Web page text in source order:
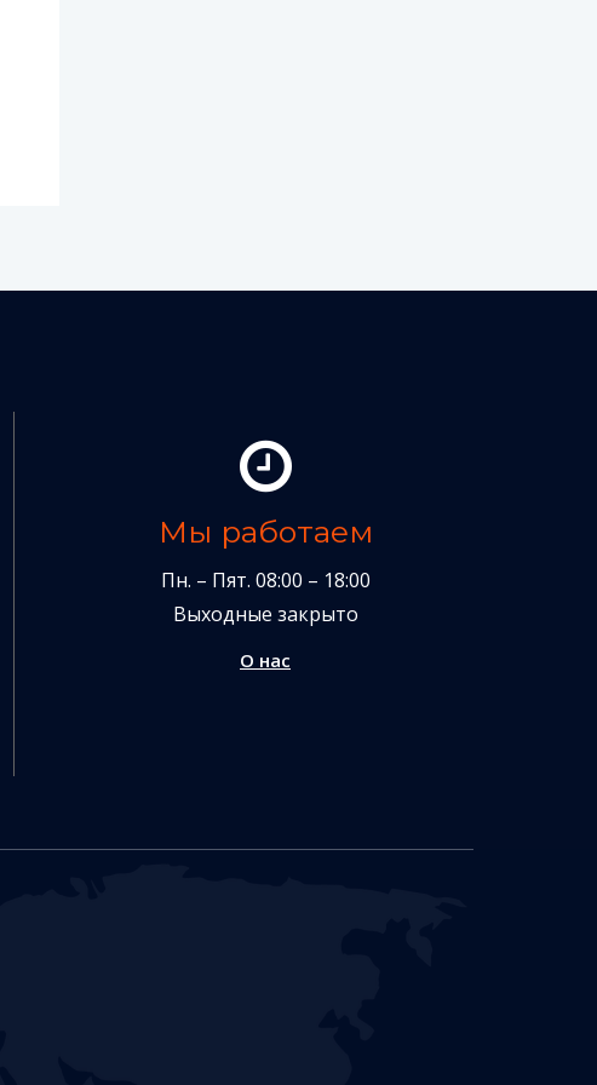
Мы работаем
Пн. – Пят. 08:00 – 18:00
Выходные закрыто
О нас